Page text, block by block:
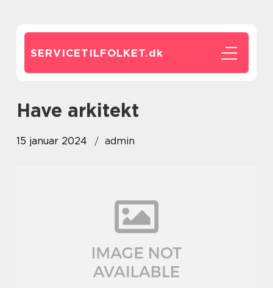
SERVICETILFOLKET.dk
have arkitekt
15 januar 2024 admin